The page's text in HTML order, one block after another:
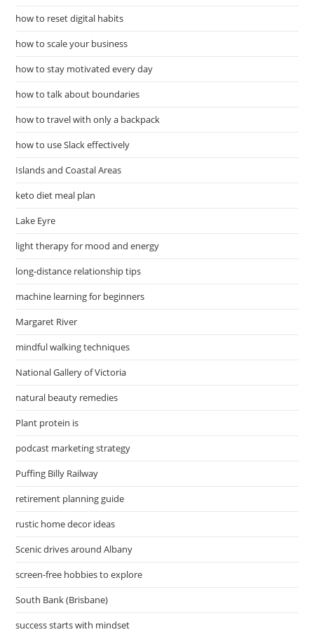
how to reset digital habits
how to scale your business
how to stay motivated every day
how to talk about boundaries
how to travel with only a backpack
how to use Slack effectively
Islands and Coastal Areas
keto diet meal plan
Lake Eyre
light therapy for mood and energy
long-distance relationship tips
machine learning for beginners
Margaret River
mindful walking techniques
National Gallery of Victoria
natural beauty remedies
Plant protein is
podcast marketing strategy
Puffing Billy Railway
retirement planning guide
rustic home decor ideas
Scenic drives around Albany
screen-free hobbies to explore
South Bank (Brisbane)
success starts with mindset